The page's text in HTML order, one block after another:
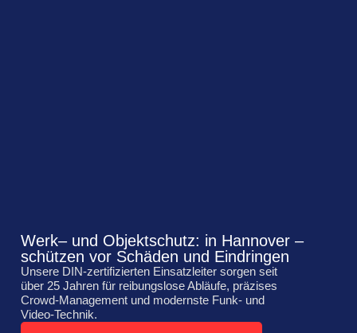
Werk– und Objektschutz: in Hannover –
schützen vor Schäden und Eindringen
Unsere DIN‑zertifizierten Einsatzleiter sorgen seit
über 25 Jahren für reibungslose Abläufe, präzises
Crowd‑Management und modernste Funk‑ und
Video‑Technik.